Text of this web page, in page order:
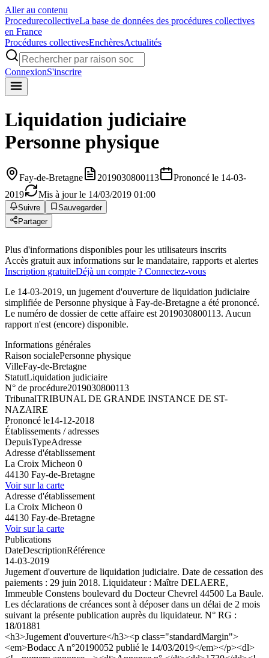
Aller au contenu
ProcedurecollectiveLa base de données des procédures collectives
en France
Procédures collectivesEnchèresActualités
ConnexionS'inscrire
Liquidation judiciaire
Personne physique
Fay-de-Bretagne 2019030800113
Prononcé le 14-03-
2019
Mis à jour le 14/03/2019 01:00
Suivre
Sauvegarder
Partager
Plus d'informations disponibles pour les utilisateurs inscrits
Accès gratuit aux informations sur le mandataire, rapports et alertes
Inscription gratuiteDéjà un compte ? Connectez-vous
Le 14-03-2019, un jugement d'ouverture de liquidation judiciaire
simplifiée de Personne physique à Fay-de-Bretagne a été prononcé.
Le numéro de dossier de cette affaire est 2019030800113. Aucun
rapport n'est (encore) disponible.
Informations générales
Raison socialePersonne physique
VilleFay-de-Bretagne
StatutLiquidation judiciaire
N° de procédure2019030800113
TribunalTRIBUNAL DE GRANDE INSTANCE DE ST-
NAZAIRE
Prononcé le14-12-2018
Établissements / adresses
DepuisTypeAdresse
Adresse d'établissement
La Croix Micheon 0
44130 Fay-de-Bretagne
Voir sur la carte
Adresse d'établissement
La Croix Micheon 0
44130 Fay-de-Bretagne
Voir sur la carte
Publications
DateDescriptionRéférence
14-03-2019
Jugement d'ouverture de liquidation judiciaire. Date de cessation des
paiements : 29 juin 2018. Liquidateur : Maître DELAERE,
Immeuble Constens boulevard du Docteur Chevrel 44500 La Baule.
Les déclarations de créances sont à déposer dans un délai de 2 mois
suivant la présente publication auprès du liquidateur. N° RG :
18/01881
<h3>Jugement d'ouverture</h3><p class="standardMargin">
<em>Bodacc A n°20190052 publié le 14/03/2019</em></p><dl>